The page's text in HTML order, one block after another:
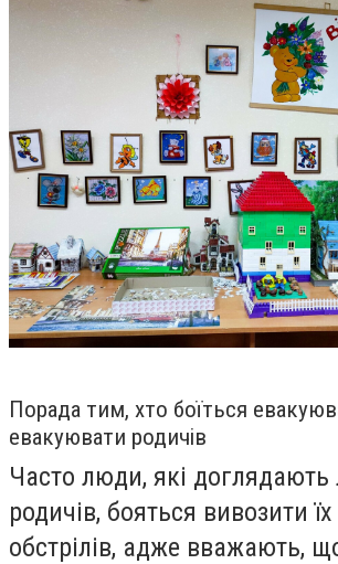
Порада тим, хто боїться
евакуювати родичів
Часто люди, які доглядають
родичів, бояться вивозити їх
обстрілів, адже вважають,